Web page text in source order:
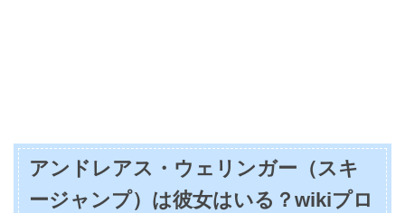
アンドレアス・ウェリンガー（スキ
ージャンプ）は彼女はいる？wikiプロ